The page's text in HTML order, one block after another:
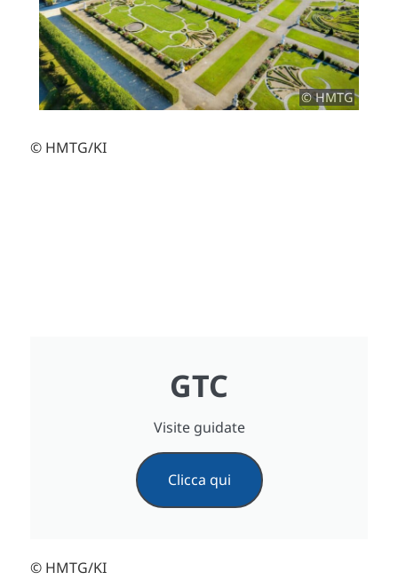
© HMTG
© HMTG/KI
GTC
Visite guidate
Clicca qui
© HMTG/KI